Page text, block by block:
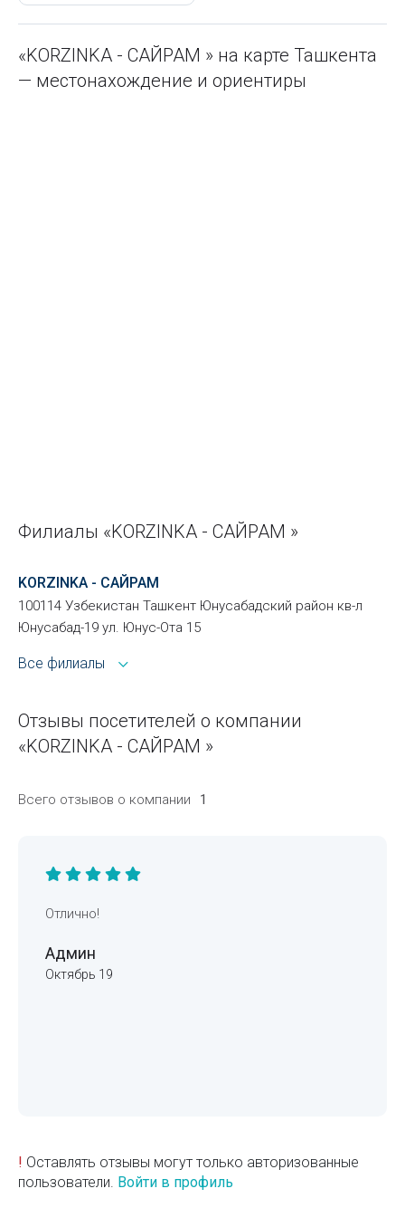
«KORZINKA - САЙРАМ » на карте Ташкента
— местонахождение и ориентиры
Филиалы «KORZINKA - САЙРАМ »
KORZINKA - САЙРАМ
100114 Узбекистан Ташкент Юнусабадский район кв-л
Юнусабад-19 ул. Юнус-Ота 15
Все филиалы
Отзывы посетителей о компании
«KORZINKA - САЙРАМ »
Всего отзывов о компании 1
Отлично!
Админ
Октябрь 19
! Оставлять отзывы могут только авторизованные
пользователи. Войти в профиль